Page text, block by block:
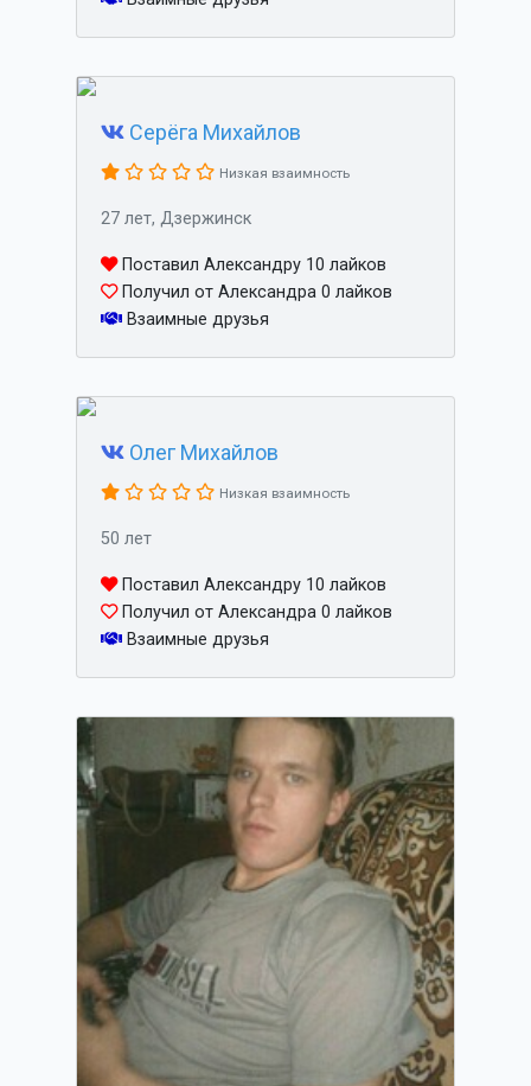
Серёга Михайлов
Низкая взаимность
27 лет, Дзержинск
Поставил Александру 10 лайков
Получил от Александра 0 лайков
Взаимные друзья
Олег Михайлов
Низкая взаимность
50 лет
Поставил Александру 10 лайков
Получил от Александра 0 лайков
Взаимные друзья